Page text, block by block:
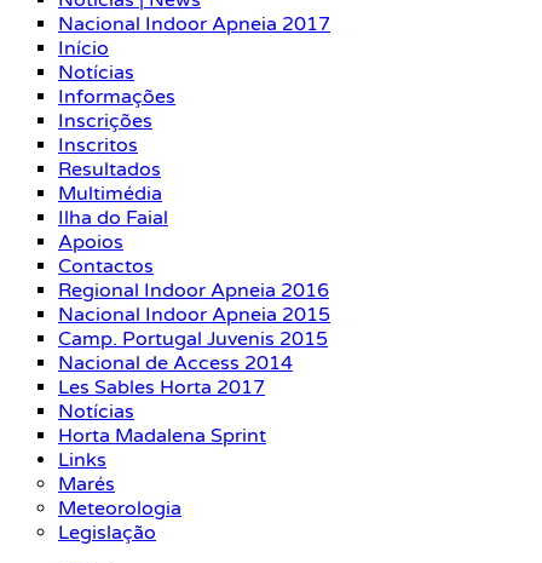
Nacional Indoor Apneia 2017
Início
Notícias
Informações
Inscrições
Inscritos
Resultados
Multimédia
Ilha do Faial
Apoios
Contactos
Regional Indoor Apneia 2016
Nacional Indoor Apneia 2015
Camp. Portugal Juvenis 2015
Nacional de Access 2014
Les Sables Horta 2017
Notícias
Horta Madalena Sprint
Links
Marés
Meteorologia
Legislação